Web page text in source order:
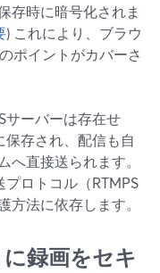
存時に暗号化されま
) これにより、ブラウ
ポイントがカバーさ
サーバーは存在せ
存され、配信も自
直接送られます。
ロトコル（RTMPS
法に依存します。
録画をセキ